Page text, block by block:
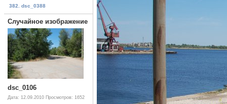
382. dsc_0388
Случайное изображение
dsc_0106
Дата: 12.09.2010 Просмотров: 1652